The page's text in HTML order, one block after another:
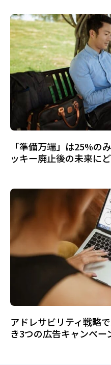
「準備万端」は25%の
ッキー廃止後の未来に
アドレサビリティ戦略
き3つの広告キャンペー